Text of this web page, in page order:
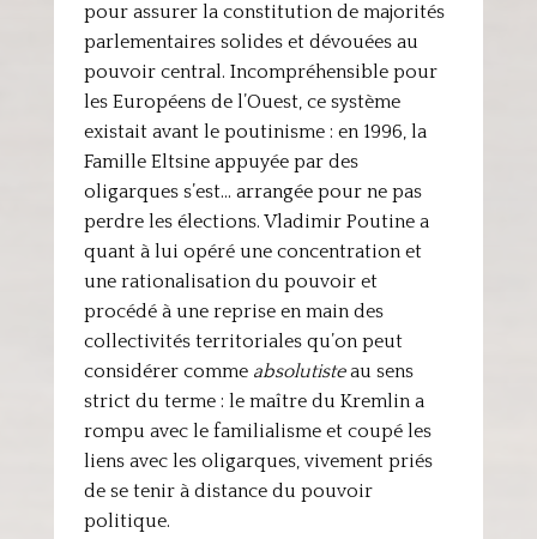
pour assurer la constitution de majorités
parlementaires solides et dévouées au
pouvoir central. Incompréhensible pour
les Européens de l’Ouest, ce système
existait avant le poutinisme : en 1996, la
Famille Eltsine appuyée par des
oligarques s’est… arrangée pour ne pas
perdre les élections. Vladimir Poutine a
quant à lui opéré une concentration et
une rationalisation du pouvoir et
procédé à une reprise en main des
collectivités territoriales qu’on peut
considérer comme absolutisteau sens
strict du terme : le maître du Kremlin a
rompu avec le familialisme et coupé les
liens avec les oligarques, vivement priés
de se tenir à distance du pouvoir
politique.